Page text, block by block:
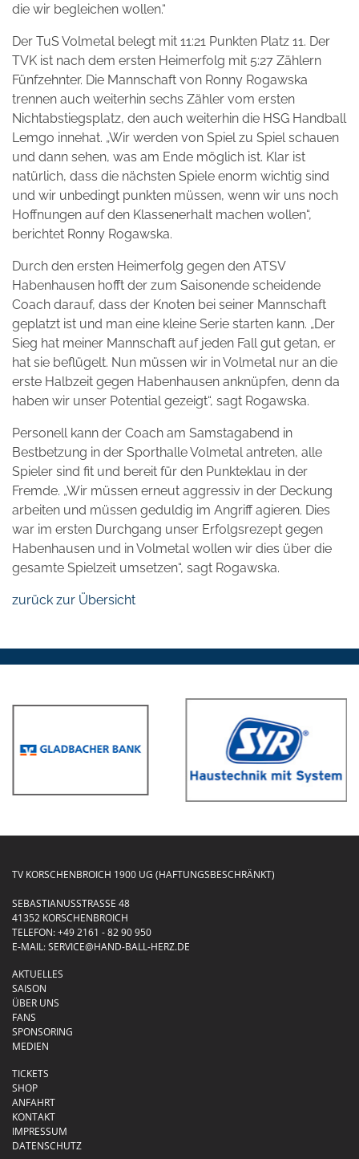
die wir begleichen wollen.“
Der TuS Volmetal belegt mit 11:21 Punkten Platz 11. Der
TVK ist nach dem ersten Heimerfolg mit 5:27 Zählern
Fünfzehnter. Die Mannschaft von Ronny Rogawska
trennen auch weiterhin sechs Zähler vom ersten
Nichtabstiegsplatz, den auch weiterhin die HSG Handball
Lemgo innehat. „Wir werden von Spiel zu Spiel schauen
und dann sehen, was am Ende möglich ist. Klar ist
natürlich, dass die nächsten Spiele enorm wichtig sind
und wir unbedingt punkten müssen, wenn wir uns noch
Hoffnungen auf den Klassenerhalt machen wollen“,
berichtet Ronny Rogawska.
Durch den ersten Heimerfolg gegen den ATSV
Habenhausen hofft der zum Saisonende scheidende
Coach darauf, dass der Knoten bei seiner Mannschaft
geplatzt ist und man eine kleine Serie starten kann. „Der
Sieg hat meiner Mannschaft auf jeden Fall gut getan, er
hat sie beflügelt. Nun müssen wir in Volmetal nur an die
erste Halbzeit gegen Habenhausen anknüpfen, denn da
haben wir unser Potential gezeigt“, sagt Rogawska.
Personell kann der Coach am Samstagabend in
Bestbetzung in der Sporthalle Volmetal antreten, alle
Spieler sind fit und bereit für den Punkteklau in der
Fremde. „Wir müssen erneut aggressiv in der Deckung
arbeiten und müssen geduldig im Angriff agieren. Dies
war im ersten Durchgang unser Erfolgsrezept gegen
Habenhausen und in Volmetal wollen wir dies über die
gesamte Spielzeit umsetzen“, sagt Rogawska.
zurück zur Übersicht
TV KORSCHENBROICH 1900 UG (HAFTUNGSBESCHRÄNKT)
SEBASTIANUSSTRASSE 48
41352 KORSCHENBROICH
TELEFON:+49 2161 - 82 90 950
E-MAIL:SERVICE@HAND-BALL-HERZ.DE
AKTUELLES
SAISON
ÜBER UNS
FANS
SPONSORING
MEDIEN
TICKETS
SHOP
ANFAHRT
KONTAKT
IMPRESSUM
DATENSCHUTZ